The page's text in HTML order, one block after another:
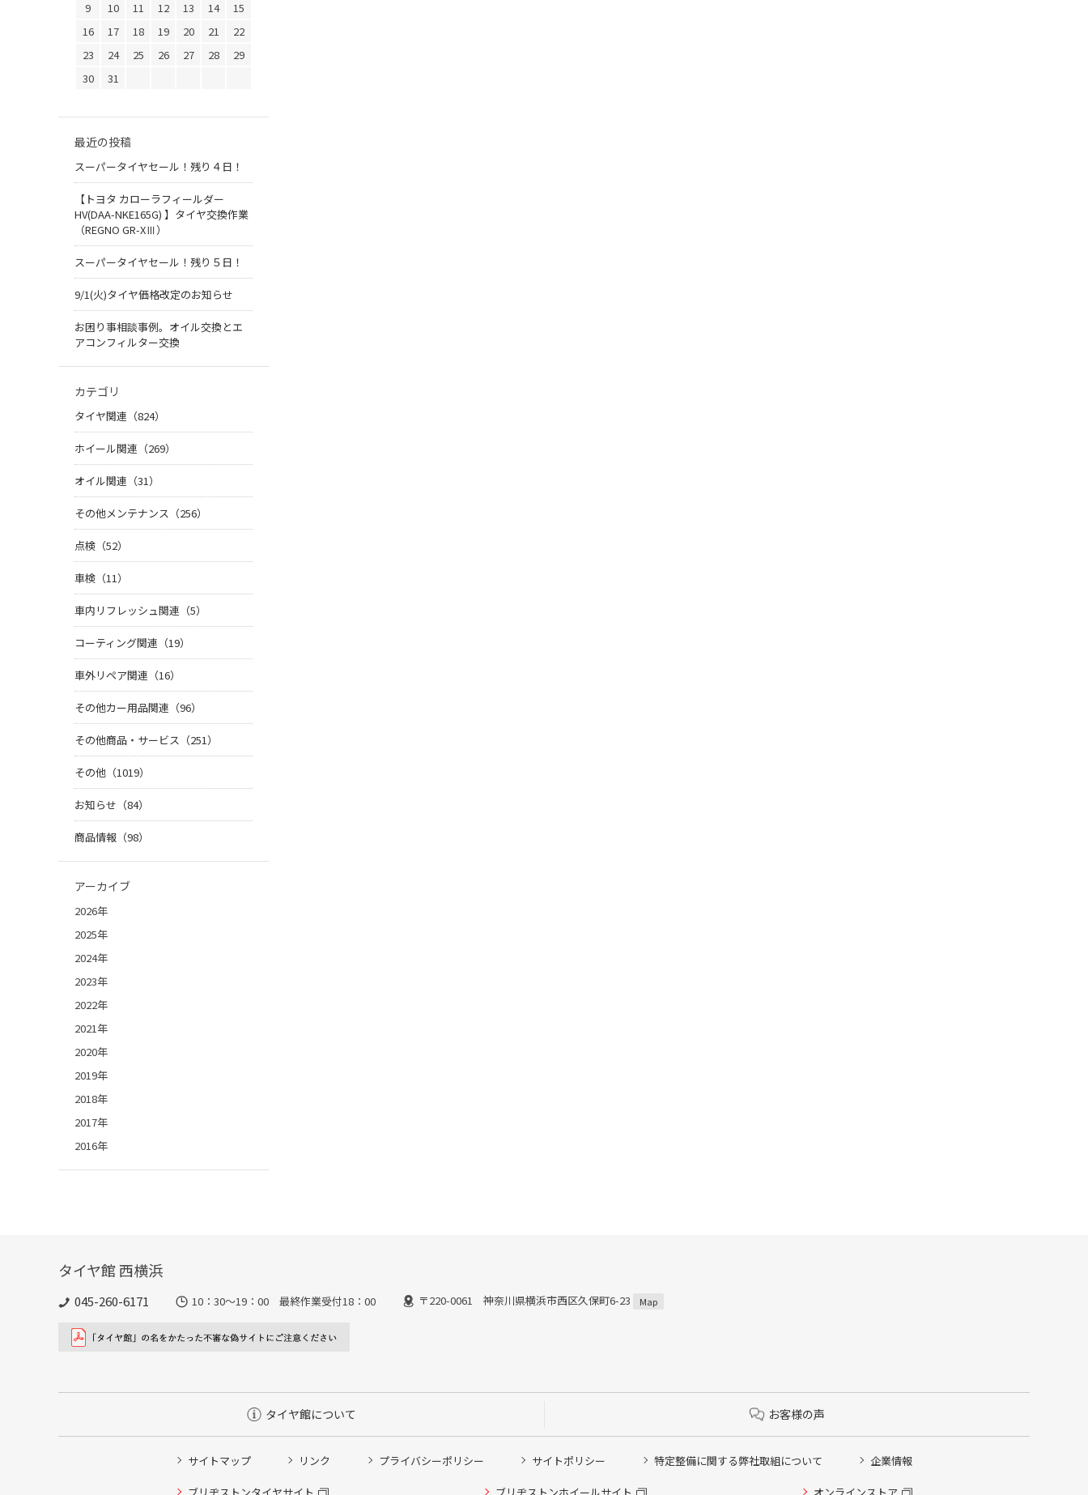
9
10 11 12 13 14
15
16
17 18 19 20 21
22
23
24 25 26 27 28
29
30
31
最近の投稿
スーパータイヤセール！残り４日！
【トヨタ カローラフィールダー
HV(DAA-NKE165G) 】タイヤ交換作業
（REGNO GR-XⅢ）
スーパータイヤセール！残り５日！
9/1(火)タイヤ価格改定のお知らせ
お困り事相談事例。オイル交換とエ
アコンフィルター交換
カテゴリ
タイヤ関連（824）
ホイール関連（269）
オイル関連（31）
その他メンテナンス（256）
点検（52）
車検（11）
車内リフレッシュ関連（5）
コーティング関連（19）
車外リペア関連（16）
その他カー用品関連（96）
その他商品・サービス（251）
その他（1019）
お知らせ（84）
商品情報（98）
アーカイブ
2026年
2025年
2024年
2023年
2022年
2021年
2020年
2019年
2018年
2017年
2016年
タイヤ館 西横浜
045-260-6171 10：30～19：00 最終作業受付18：00 〒220-0061 神奈川県横浜市西区久保町6-23 Map
タイヤ館について お客様の声
サイトマップ リンク プライバシーポリシー サイトポリシー 特定整備に関する弊社取組について 企業情報
ブリヂストンタイヤサイト ブリヂストンホイールサイト オンラインストア
タイヤ点検・安全点検/タイヤ履き替え/オイル交換/その他ピット作業の予約